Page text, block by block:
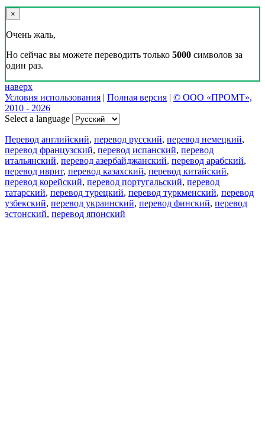
×
Очень жаль,
Но сейчас вы можете переводить только 5000 символов за
один раз.
наверх
Условия использования | Полная версия | © ООО «ПРОМТ»,
2010 - 2026
Select a language
Перевод английский, перевод русский, перевод немецкий,
перевод французский, перевод испанский, перевод
итальянский, перевод азербайджанский, перевод арабский,
перевод иврит, перевод казахский, перевод китайский,
перевод корейский, перевод португальский, перевод
татарский, перевод турецкий, перевод туркменский, перевод
узбекский, перевод украинский, перевод финский, перевод
эстонский, перевод японский